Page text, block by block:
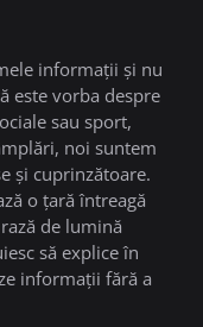
informații și nu
este vorba despre
sau sport,
noi suntem
și cuprinzătoare.
o țară întreagă
de lumină
să explice în
informații fără a